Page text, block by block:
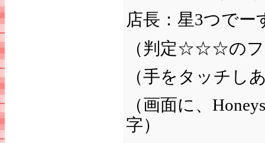
店長：星3つでー
（判定☆☆☆のフ
（手をタッチし
（画面に、
字）